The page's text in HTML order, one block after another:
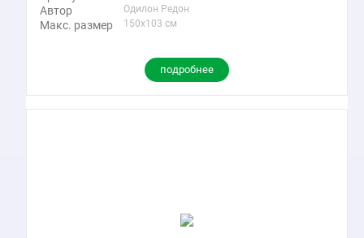
Автор Одилон Редон
Макс. размер 150x103 см
подробнее